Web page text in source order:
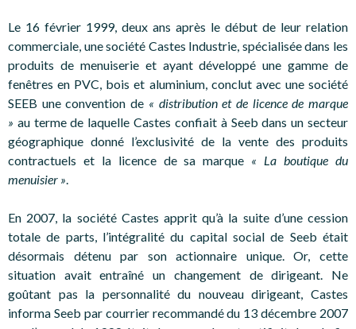
Le 16 février 1999, deux ans après le début de leur relation
commerciale, une société Castes Industrie, spécialisée dans les
produits de menuiserie et ayant développé une gamme de
fenêtres en PVC, bois et aluminium, conclut avec une société
SEEB une convention de « distribution et de licence de marque
» au terme de laquelle Castes confiait à Seeb dans un secteur
géographique donné l’exclusivité de la vente des produits
contractuels et la licence de sa marque « La boutique du
menuisier ».
En 2007, la société Castes apprit qu’à la suite d’une cession
totale de parts, l’intégralité du capital social de Seeb était
désormais détenu par son actionnaire unique. Or, cette
situation avait entraîné un changement de dirigeant. Ne
goûtant pas la personnalité du nouveau dirigeant, Castes
informa Seeb par courrier recommandé du 13 décembre 2007